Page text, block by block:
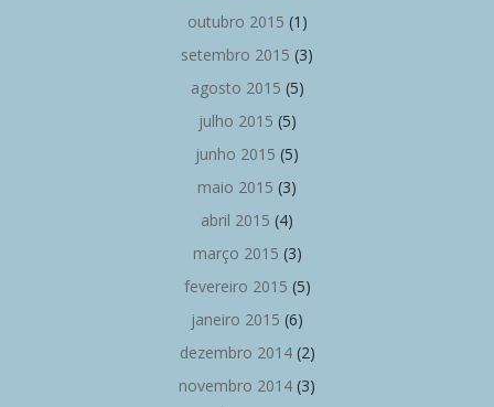
outubro 2015 (1)
setembro 2015 (3)
agosto 2015 (5)
julho 2015 (5)
junho 2015 (5)
maio 2015 (3)
abril 2015 (4)
março 2015 (3)
fevereiro 2015 (5)
janeiro 2015 (6)
dezembro 2014(2)
novembro 2014 (3)